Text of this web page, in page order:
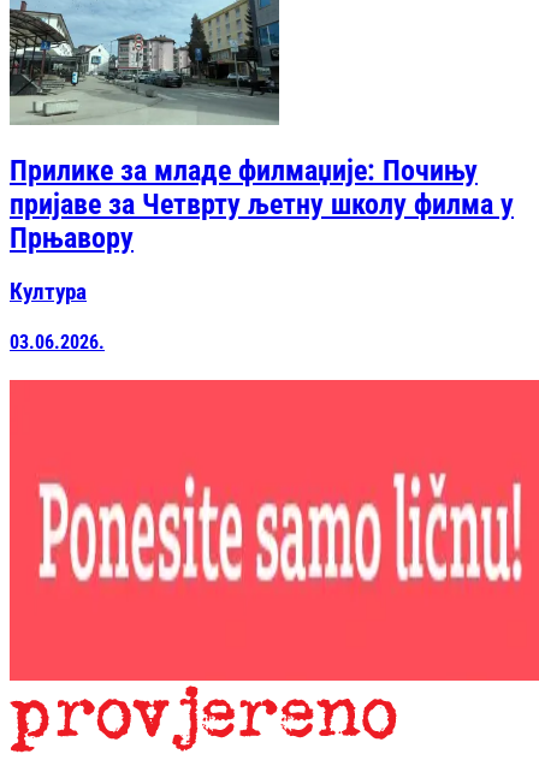
Прилике за младе филмаџије: Почињу
пријаве за Четврту љетну школу филма у
Прњавору
Култура
03.06.2026.